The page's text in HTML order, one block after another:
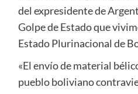
del expresidente de
Golpe de Estado que
Estado Plurinacional de
«El envío de material
pueblo boliviano